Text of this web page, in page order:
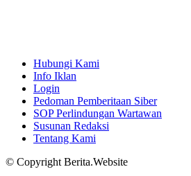
Hubungi Kami
Info Iklan
Login
Pedoman Pemberitaan Siber
SOP Perlindungan Wartawan
Susunan Redaksi
Tentang Kami
© Copyright Berita.Website